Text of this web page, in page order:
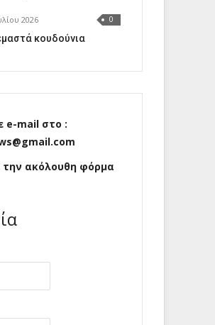
2026 0
κουδούνια
e-mail στο :
ακόλουθη φόρμα